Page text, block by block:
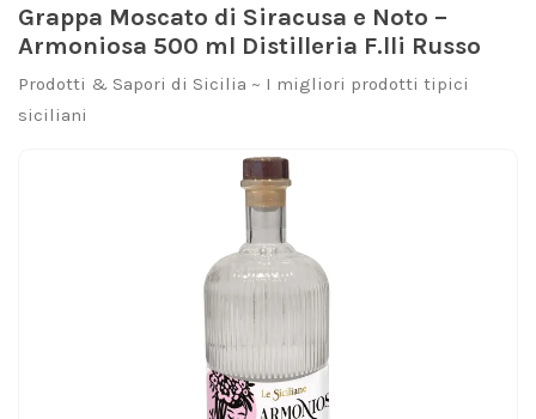
Grappa Moscato di Siracusa e Noto –
Armoniosa 500 ml Distilleria F.lli Russo
Prodotti & Sapori di Sicilia ~ I migliori prodotti tipici
siciliani